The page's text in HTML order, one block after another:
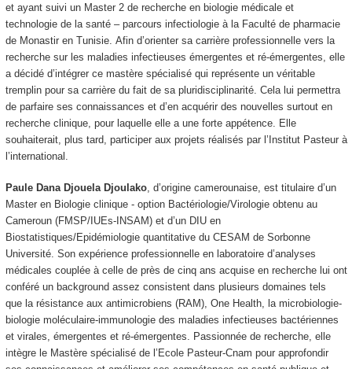
et ayant suivi un Master 2 de recherche en biologie médicale et
technologie de la santé – parcours infectiologie à la Faculté de pharmacie
de Monastir en Tunisie. Afin d’orienter sa carrière professionnelle vers la
recherche sur les maladies infectieuses émergentes et ré-émergentes, elle
a décidé d’intégrer ce mastère spécialisé qui représente un véritable
tremplin pour sa carrière du fait de sa pluridisciplinarité. Cela lui permettra
de parfaire ses connaissances et d’en acquérir des nouvelles surtout en
recherche clinique, pour laquelle elle a une forte appétence. Elle
souhaiterait, plus tard, participer aux projets réalisés par l’Institut Pasteur à
l’international.
Paule Dana Djouela Djoulako, d’origine camerounaise, est titulaire d’un
Master en Biologie clinique - option Bactériologie/Virologie obtenu au
Cameroun (FMSP/IUEs-INSAM) et d’un DIU en
Biostatistiques/Epidémiologie quantitative du CESAM de Sorbonne
Université. Son expérience professionnelle en laboratoire d’analyses
médicales couplée à celle de près de cinq ans acquise en recherche lui ont
conféré un background assez consistent dans plusieurs domaines tels
que la résistance aux antimicrobiens (RAM), One Health, la microbiologie-
biologie moléculaire-immunologie des maladies infectieuses bactériennes
et virales, émergentes et ré-émergentes. Passionnée de recherche, elle
intègre le Mastère spécialisé de l’Ecole Pasteur-Cnam pour approfondir